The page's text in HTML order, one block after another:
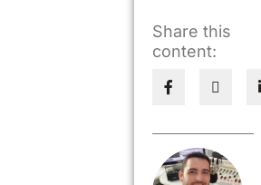
Share this
content: